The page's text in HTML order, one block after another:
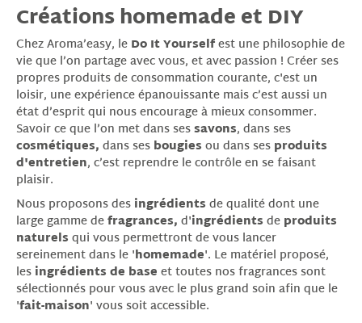
Créations homemade et DIY
Chez Aroma’easy, le Do It Yourselfest une philosophie de
vie que l’on partage avec vous, et avec passion ! Créer ses
propres produits de consommation courante, c'est un
loisir, une expérience épanouissante mais c’est aussi un
état d’esprit qui nous encourage à mieux consommer.
Savoir ce que l’on met dans sessavons, dans ses
cosmétiques, dans ses bougies ou dans ses produits
d'entretien, c’est reprendre le contrôle en se faisant
plaisir.
Nous proposons des ingrédients de qualité dont une
large gamme defragrances, d'ingrédients de produits
naturels qui vous permettront de vous lancer
sereinement dans le 'homemade'. Le matériel proposé,
les ingrédients de base et toutes nos fragrances sont
sélectionnés pour vous avec le plus grand soin afin que le
'fait-maison' vous soit accessible.